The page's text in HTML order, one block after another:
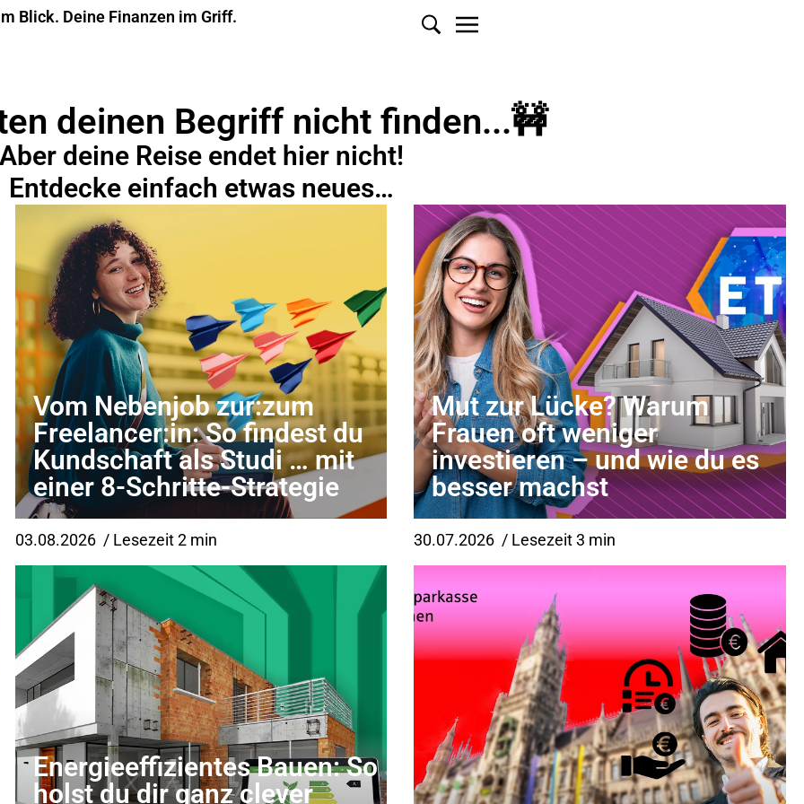
Blick. Deine Finanzen im Griff.
deinen Begriff nicht finden...🚧
Aber deine Reise endet hier nicht!
Entdecke einfach etwas neues…
Vom Nebenjob zur:zum
Freelancer:in: So findest du
Kundschaft als Studi … mit
einer 8-Schritte-Strategie
03.08.2026/ Lesezeit 2 min
Mut zur Lücke? Warum
Frauen oft weniger
investieren – und wie du es
besser machst
30.07.2026 / Lesezeit 3 min
Energieeffizientes Bauen: So
holst du dir ganz clever